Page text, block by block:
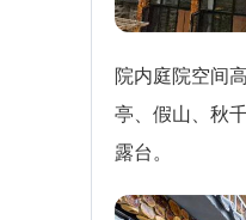
院内庭院空间
亭、假山、秋
露台。